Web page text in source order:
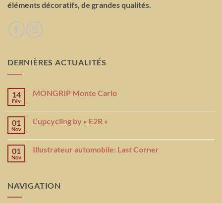
éléments décoratifs, de grandes qualités.
DERNIÈRES ACTUALITÉS
14
Fév
MONGRIP Monte Carlo
01
Nov
L’upcycling by « E2R »
01
Nov
Illustrateur automobile: Last Corner
NAVIGATION